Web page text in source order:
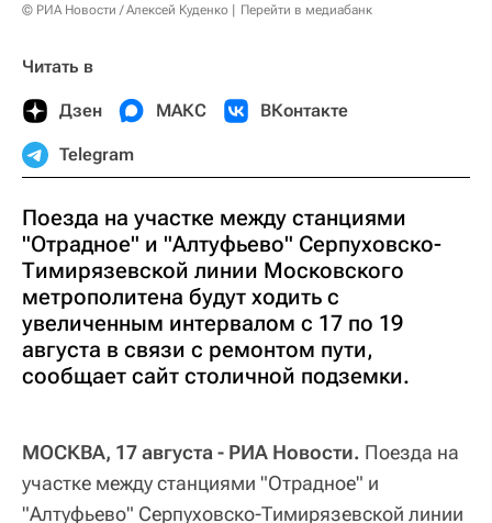
© РИА Новости / Алексей Куденко Перейти в медиабанк
Читать в
Дзен МАКС ВКонтакте
Telegram
Поезда на участке между станциями
"Отрадное" и "Алтуфьево" Серпуховско-
Тимирязевской линии Московского
метрополитена будут ходить с
увеличенным интервалом с 17 по 19
августа в связи с ремонтом пути,
сообщает сайт столичной подземки.
МОСКВА, 17 августа - РИА Новости. Поезда на
участке между станциями "Отрадное" и
"Алтуфьево" Серпуховско-Тимирязевской линии